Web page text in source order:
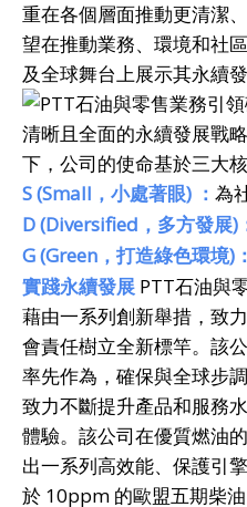
重在各個層面推動更清潔
望在推動業務、環境和社
及全球舞台上展示其永續
清晰且全面的永續發展戰
下，公司的使命基於三大
S (Small ，小處著眼) ： 為
D (Diversified ，多方發展)
G (Green ，打造綠色環境) ：
實踐永續發展 PTT石油與
藉由一系列創新舉措，致
會責任樹立全新標竿。該
率先作為，確保與全球步
致力不斷提升產品和服務
體驗。該公司在優質燃油
出一系列高效能、保護引
於 10ppm 的歐盟五期柴油